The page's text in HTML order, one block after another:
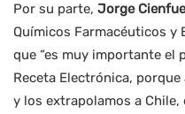
Por su parte, Jorge
Químicos Farmacéuticos y
que “es muy importante el
Receta Electrónica,
y los extrapolamos a